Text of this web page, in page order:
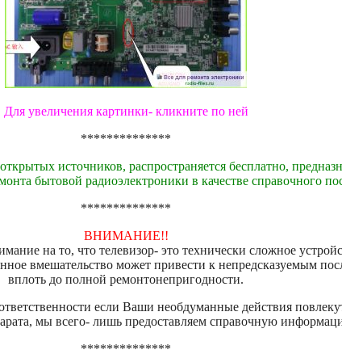
Для увеличения картинки- кликните по ней
**************
источников, распространяется бесплатно,
бытовой радиоэлектроники в качестве справочного
**************
ВНИМАНИЕ!!
на то, что телевизор- это технически сложное
вмешательство может привести к непредсказуемым
вплоть до полной ремонтонепригодности.
если Ваши необдуманные действия
мы всего- лишь предоставляем справочную
**************